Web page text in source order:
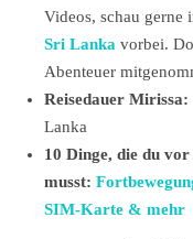
Videos, schau gerne
Sri Lanka vorbei.
Abenteuer
Reisedauer Mirissa:
Lanka
10 Dinge, die du
musst:
SIM-Karte & mehr